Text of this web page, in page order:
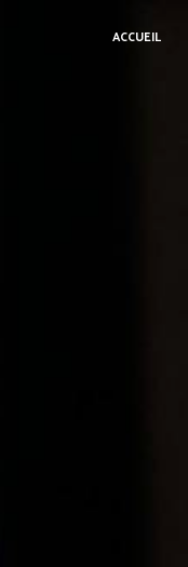
ACCUEIL